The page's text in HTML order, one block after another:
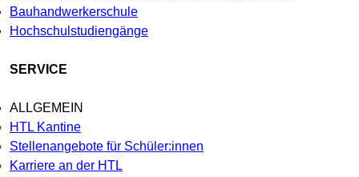
Bauhandwerkerschule
Hochschulstudiengänge
SERVICE
ALLGEMEIN
HTL Kantine
Stellenangebote für Schüler:innen
Karriere an der HTL